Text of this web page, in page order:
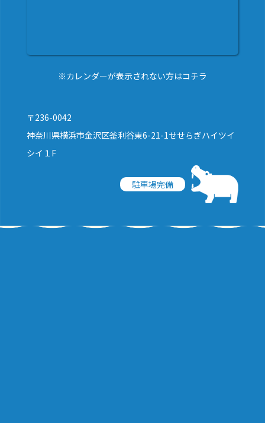
※カレンダーが表示されない方はコチラ
〒236-0042
神奈川県横浜市金沢区釜利谷東6-21-1せせらぎハイツイ
シイ１F
駐車場完備